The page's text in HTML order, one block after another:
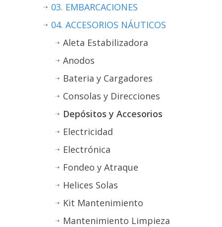
03. EMBARCACIONES
04. ACCESORIOS NÁUTICOS
Aleta Estabilizadora
Anodos
Bateria y Cargadores
Consolas y Direcciones
Depósitos y Accesorios
Electricidad
Electrónica
Fondeo y Atraque
Helices Solas
Kit Mantenimiento
Mantenimiento Limpieza